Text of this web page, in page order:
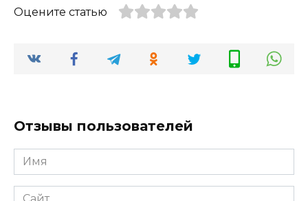
Оцените статью
Отзывы пользователей
Имя
*
Сайт